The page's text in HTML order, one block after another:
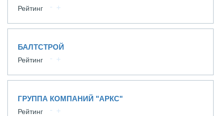
Рейтинг
БАЛТСТРОЙ
Рейтинг
ГРУППА КОМПАНИЙ "АРКС"
Рейтинг